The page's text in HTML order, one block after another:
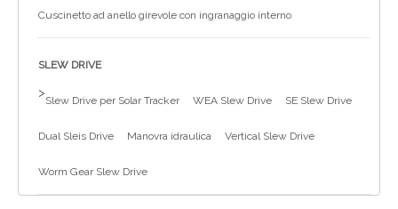
Cuscinetto ad anello girevole con ingranaggio interno
SLEW DRIVE
>
Slew Drive per Solar Tracker WEA Slew Drive SE Slew Drive
Dual Sleis Drive Manovra idraulica Vertical Slew Drive
Worm Gear Slew Drive